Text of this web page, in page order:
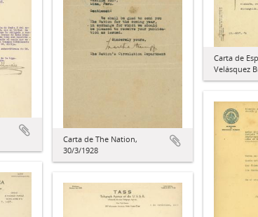
Carta de
Velásquez
Carta de The Nation,
30/3/1928